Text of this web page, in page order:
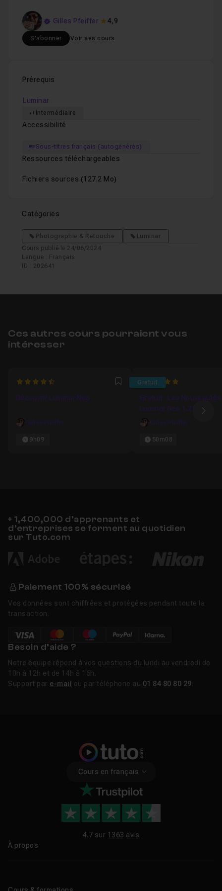
Bon tuto !
Gilles Pfeiffer 4,9
S'abonner Voir ses cours
Prérequis
Luminar
Intermédiaire
Accessibilité
Sous-titres français (autogénérés)
Ressources téléchargeables
Fichiers sources (127.2 Mo)
Catégories
Photographie & Retouche
Luminar
Cours publié le 24/06/2024
Langue : Français
ID : 202641
Ces autres cours pourraient vous
intéresser
4.8 Favori
Découvrir Luminar Neo
Gilles Pfeiffer
9h09
Gratuit
5
Gratuit : Les
Luminar Neo 1.21
Gilles Pfeiffer
50m08
+ 1,400,000 d’apprenants et
d’entreprises se forment au quotidien
sur Tuto.com
Paiement 100% sécurisé
Vos données sont chiffrées et protégées pendant toute la
transaction.
Besoin d’aide ?
Notre équipe répond à vos questions du lundi au vendredi de
10h à 12h et de 14h à 16h.
Support par e-mail ou par téléphone au 01 84 80 80 29
Cours en français
4.7 sur 1363 avis
À propos